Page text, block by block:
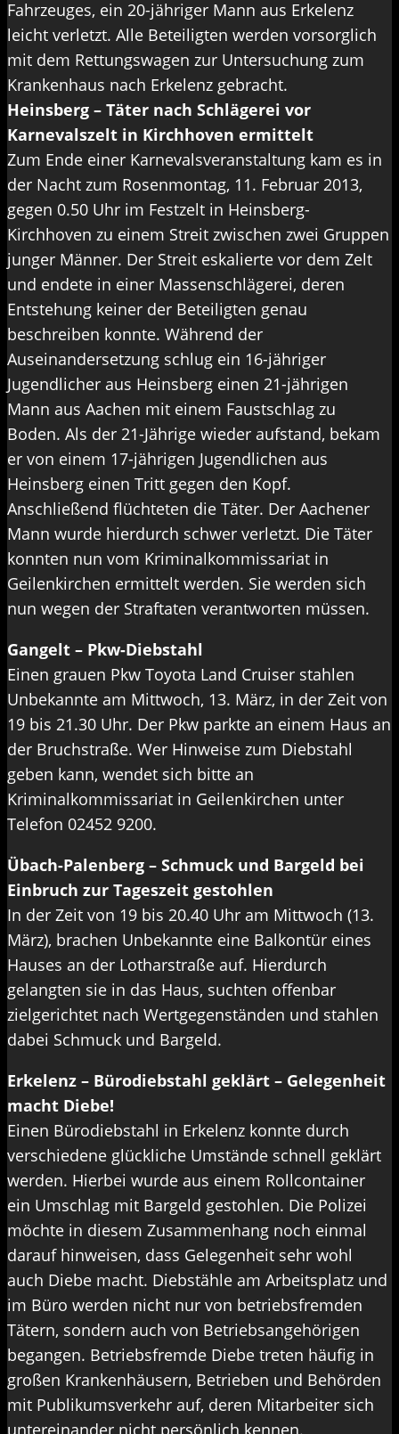
Fahrzeuges, ein 20-jähriger Mann aus Erkelenz
leicht verletzt. Alle Beteiligten werden vorsorglich
mit dem Rettungswagen zur Untersuchung zum
Krankenhaus nach Erkelenz gebracht.
Heinsberg – Täter nach Schlägerei vor
Karnevalszelt in Kirchhoven ermittelt
Zum Ende einer Karnevalsveranstaltung kam es in
der Nacht zum Rosenmontag, 11. Februar 2013,
gegen 0.50 Uhr im Festzelt in Heinsberg-
Kirchhoven zu einem Streit zwischen zwei Gruppen
junger Männer. Der Streit eskalierte vor dem Zelt
und endete in einer Massenschlägerei, deren
Entstehung keiner der Beteiligten genau
beschreiben konnte. Während der
Auseinandersetzung schlug ein 16-jähriger
Jugendlicher aus Heinsberg einen 21-jährigen
Mann aus Aachen mit einem Faustschlag zu
Boden. Als der 21-Jährige wieder aufstand, bekam
er von einem 17-jährigen Jugendlichen aus
Heinsberg einen Tritt gegen den Kopf.
Anschließend flüchteten die Täter. Der Aachener
Mann wurde hierdurch schwer verletzt. Die Täter
konnten nun vom Kriminalkommissariat in
Geilenkirchen ermittelt werden. Sie werden sich
nun wegen der Straftaten verantworten müssen.
Gangelt – Pkw-Diebstahl
Einen grauen Pkw Toyota Land Cruiser stahlen
Unbekannte am Mittwoch, 13. März, in der Zeit von
19 bis 21.30 Uhr. Der Pkw parkte an einem Haus an
der Bruchstraße. Wer Hinweise zum Diebstahl
geben kann, wendet sich bitte an
Kriminalkommissariat in Geilenkirchen unter
Telefon 02452 9200.
Übach-Palenberg – Schmuck und Bargeld bei
Einbruch zur Tageszeit gestohlen
In der Zeit von 19 bis 20.40 Uhr am Mittwoch (13.
März), brachen Unbekannte eine Balkontür eines
Hauses an der Lotharstraße auf. Hierdurch
gelangten sie in das Haus, suchten offenbar
zielgerichtet nach Wertgegenständen und stahlen
dabei Schmuck und Bargeld.
Erkelenz – Bürodiebstahl geklärt – Gelegenheit
macht Diebe!
Einen Bürodiebstahl in Erkelenz konnte durch
verschiedene glückliche Umstände schnell geklärt
werden. Hierbei wurde aus einem Rollcontainer
ein Umschlag mit Bargeld gestohlen. Die Polizei
möchte in diesem Zusammenhang noch einmal
darauf hinweisen, dass Gelegenheit sehr wohl
auch Diebe macht. Diebstähle am Arbeitsplatz und
im Büro werden nicht nur von betriebsfremden
Tätern, sondern auch von Betriebsangehörigen
begangen. Betriebsfremde Diebe treten häufig in
großen Krankenhäusern, Betrieben und Behörden
mit Publikumsverkehr auf, deren Mitarbeiter sich